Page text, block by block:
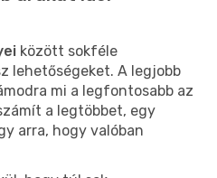
között sokféle
lehetőségeket. A legjobb
mi a legfontosabb az
a legtöbbet, egy
arra, hogy valóban